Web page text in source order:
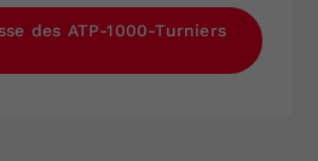
des ATP-1000-Turniers